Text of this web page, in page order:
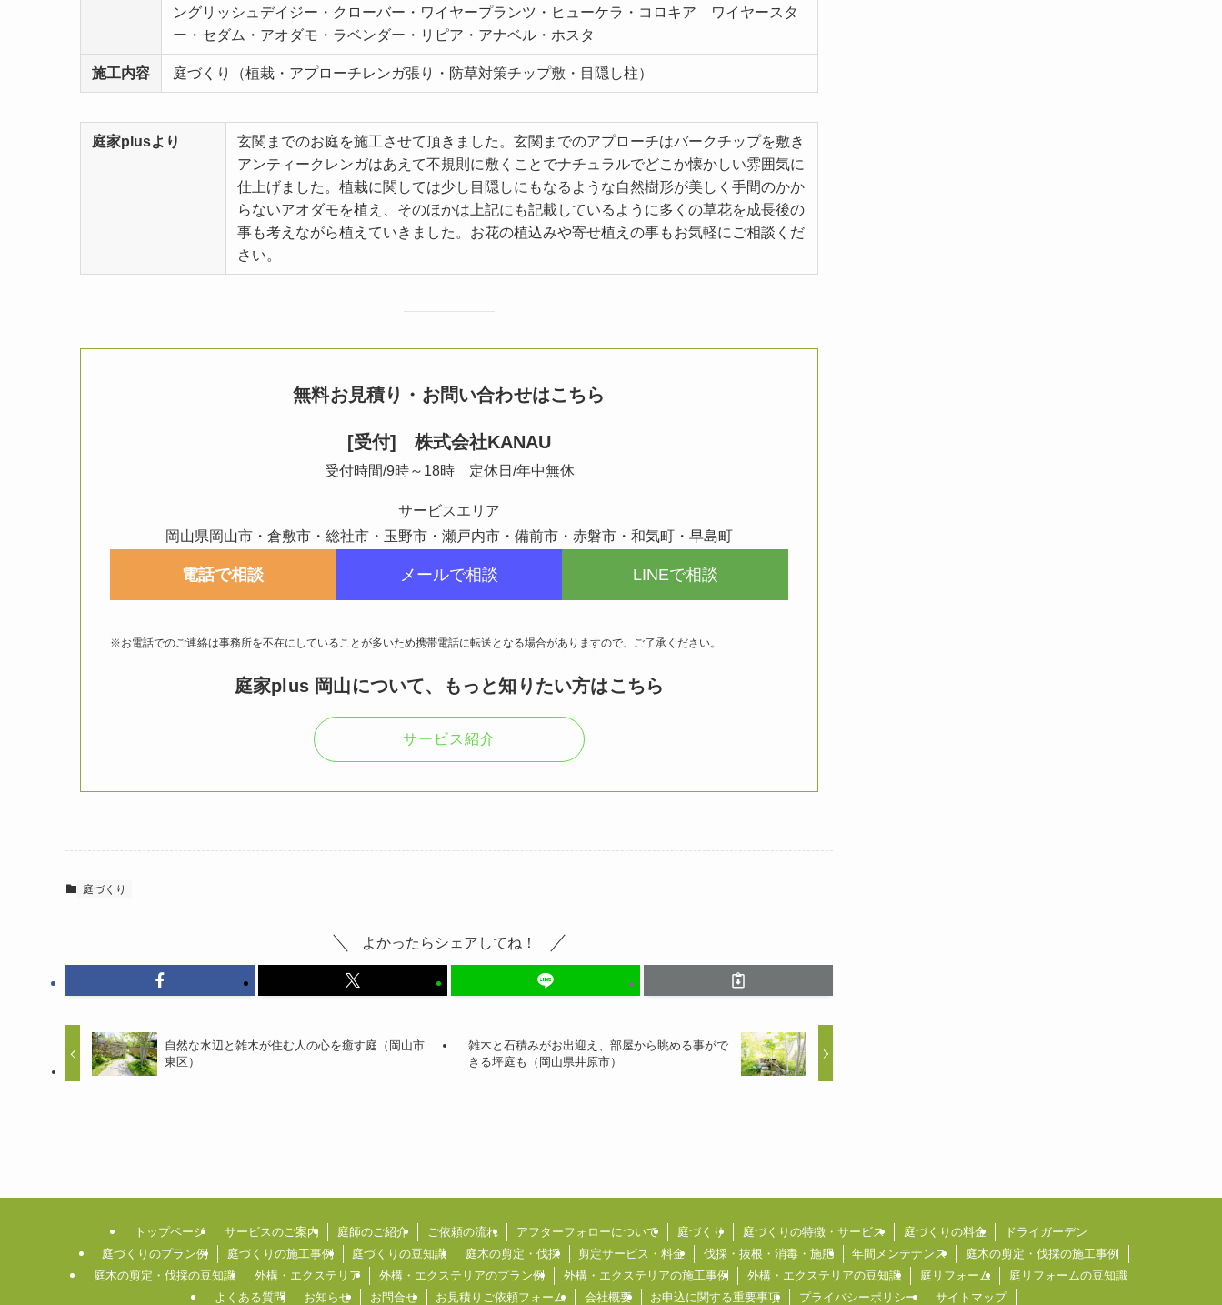
ングリッシュデイジー・クローバー・ワイヤープランツ・ヒューケラ・コロキア ワイヤースタ
ー・セダム・アオダモ・ラベンダー・リピア・アナベル・ホスタ
施工内容 庭づくり（植栽・アプローチレンガ張り・防草対策チップ敷・目隠し柱）
庭家plusより
玄関までのお庭を施工させて頂きました。玄関までのアプローチはバークチップを敷き
アンティークレンガはあえて不規則に敷くことでナチュラルでどこか懐かしい雰囲気に
仕上げました。植栽に関しては少し目隠しにもなるような自然樹形が美しく手間のかか
らないアオダモを植え、そのほかは上記にも記載しているように多くの草花を成長後の
事も考えながら植えていきました。お花の植込みや寄せ植えの事もお気軽にご相談くだ
さい。
無料お見積り・お問い合わせはこちら
[受付] 株式会社KANAU
受付時間/9時～18時 定休日/年中無休
サービスエリア
岡山県岡山市・倉敷市・総社市・玉野市・瀬戸内市・備前市・赤磐市・和気町・早島町
電話で相談 メールで相談 LINEで相談
※お電話でのご連絡は事務所を不在にしていることが多いため携帯電話に転送となる場合がありますので、ご了承ください。
庭家plus 岡山について、 もっと知りたい方はこちら
サービス紹介
庭づくり
よかったらシェアしてね！
自然な水辺と雑木が住む人の心を癒す庭（岡山市
東区）
雑木と石積みがお出迎え、部屋から眺める事がで
きる坪庭も（岡山県井原市）
トップページ サービスのご案内 庭師のご紹介 ご依頼の流れ アフターフォローについて 庭づくり 庭づくりの特徴・サービス 庭づくりの料金
ドライガーデン
庭づくりのプラン例
庭づくりの施工事例 庭づくりの豆知識 庭木の剪定・伐採 剪定サービス・料金 伐採・抜根・消毒・施肥 年間メンテナンス
庭木の剪定・伐採の施工事例
庭木の剪定・伐採の豆知識
外構・エクステリア 外構・エクステリアのプラン例 外構・エクステリアの施工事例 外構・エクステリアの豆知識 庭リフォーム
庭リフォームの豆知識
よくある質問
お知らせ お問合せ お見積りご依頼フォーム 会社概要 お申込に関する重要事項 プライバシーポリシー サイトマップ